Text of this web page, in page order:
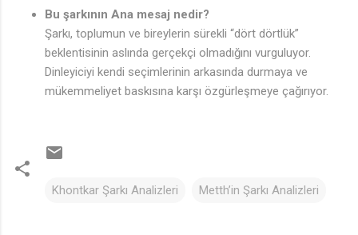
Bu şarkının Ana mesaj nedir?
Şarkı, toplumun ve bireylerin sürekli “dört dörtlük”
beklentisinin aslında gerçekçi olmadığını vurguluyor.
Dinleyiciyi kendi seçimlerinin arkasında durmaya ve
mükemmeliyet baskısına karşı özgürleşmeye çağırıyor.
Khontkar Şarkı Analizleri Metth’in Şarkı Analizleri